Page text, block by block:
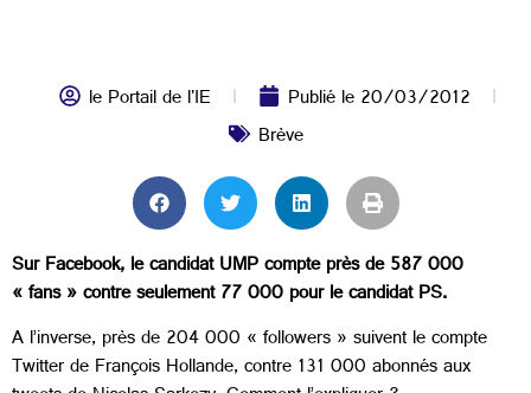
le Portail de l'IE Publié le20/03/2012
Brève
Sur Facebook, le candidat UMP compte près de 587 000
« fans » contre seulement 77 000 pour le candidat PS.
A l’inverse, près de 204 000 « followers » suivent le compte
Twitter de François Hollande, contre 131 000 abonnés aux